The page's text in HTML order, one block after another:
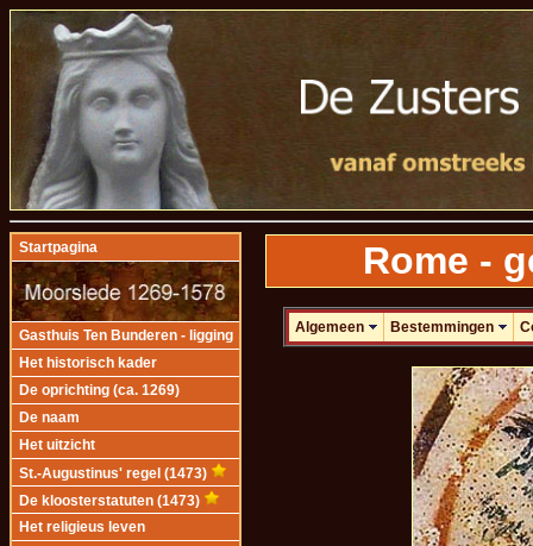
Startpagina
Gasthuis Ten Bunderen - ligging
Het historisch kader
De oprichting (ca. 1269)
De naam
Het uitzicht
St.-Augustinus' regel (1473)
De kloosterstatuten (1473)
Het religieus leven
Rome -
Algemeen Bestemmingen